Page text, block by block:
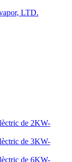
LTD.
de 2KW-
de 3KW-
de 6KW-